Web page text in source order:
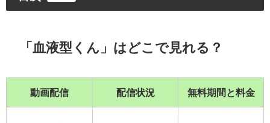
「血液型くん」はどこで見れる？
動画配信 配信状況 無料期間と料金